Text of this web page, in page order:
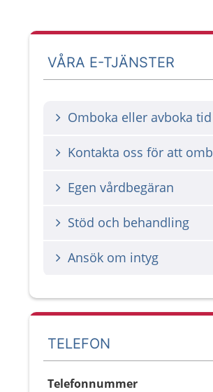
VÅRA E-TJÄNSTER
Omboka eller avboka tid
Egen vårdbegäran
Stöd och behandling
Ansök om intyg
TELEFON
Telefonnummer